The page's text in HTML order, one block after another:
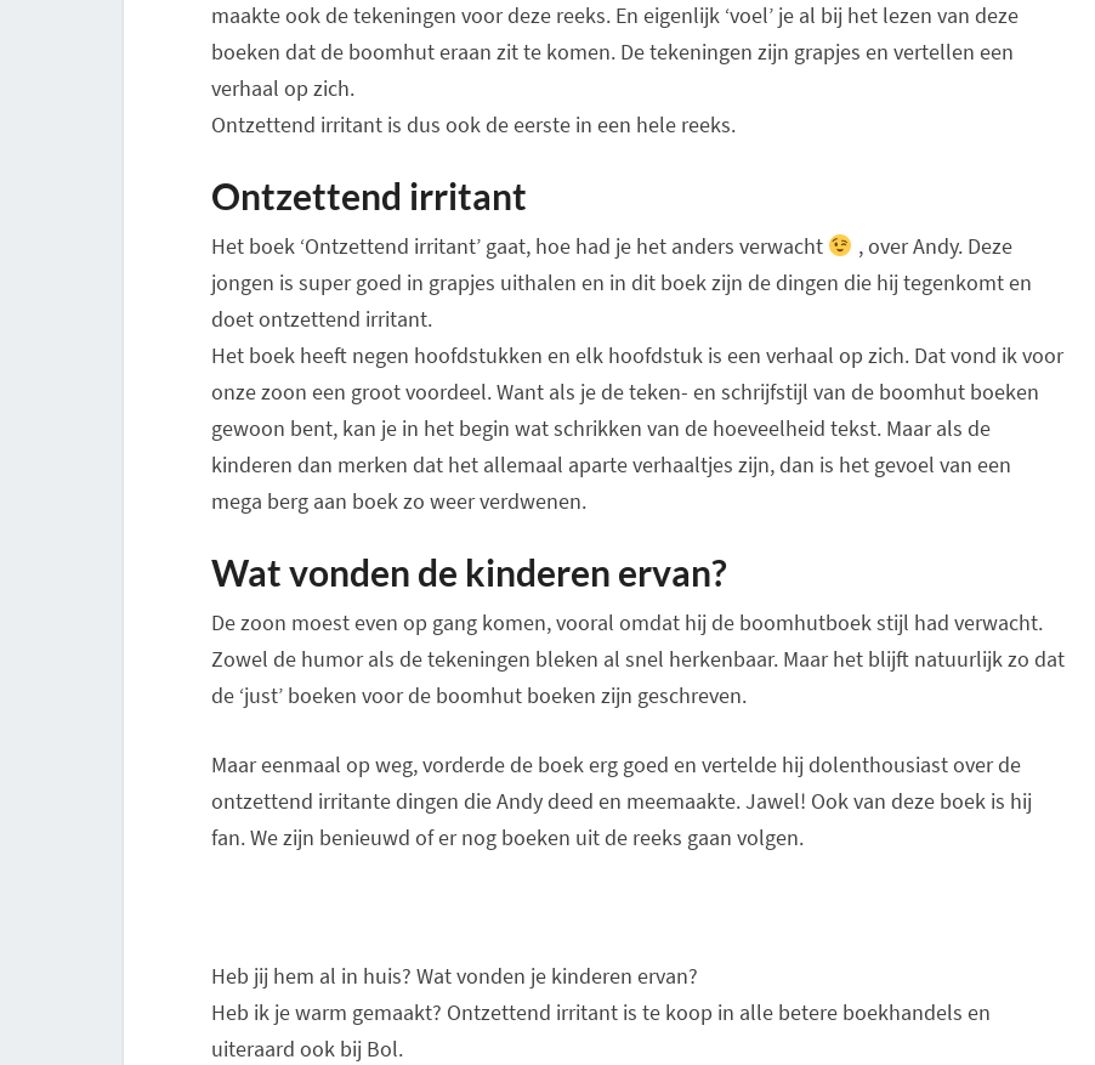
maakte ook de tekeningen voor deze reeks. En eigenlijk ‘voel’ je al bij het lezen van deze
boeken dat de boomhut eraan zit te komen. De tekeningen zijn grapjes en vertellen een
verhaal op zich.
Ontzettend irritant is dus ook de eerste in een hele reeks.
Ontzettend irritant
Het boek ‘Ontzettend irritant’ gaat, hoe had je het anders verwacht
, over Andy. Deze
jongen is super goed in grapjes uithalen en in dit boek zijn de dingen die hij tegenkomt en
doet ontzettend irritant.
Het boek heeft negen hoofdstukken en elk hoofdstuk is een verhaal op zich. Dat vond ik voor
onze zoon een groot voordeel. Want als je de teken- en schrijfstijl van de boomhut boeken
gewoon bent, kan je in het begin wat schrikken van de hoeveelheid tekst. Maar als de
kinderen dan merken dat het allemaal aparte verhaaltjes zijn, dan is het gevoel van een
mega berg aan boek zo weer verdwenen.
Wat vonden de kinderen ervan?
De zoon moest even op gang komen, vooral omdat hij de boomhutboek stijl had verwacht.
Zowel de humor als de tekeningen bleken al snel herkenbaar. Maar het blijft natuurlijk zo dat
de ‘just’ boeken voor de boomhut boeken zijn geschreven.
Maar eenmaal op weg, vorderde de boek erg goed en vertelde hij dolenthousiast over de
ontzettend irritante dingen die Andy deed en meemaakte. Jawel! Ook van deze boek is hij
fan. We zijn benieuwd of er nog boeken uit de reeks gaan volgen.
Heb jij hem al in huis? Wat vonden je kinderen ervan?
Heb ik je warm gemaakt? Ontzettend irritant is te koop in alle betere boekhandels en
uiteraard ook bij Bol.